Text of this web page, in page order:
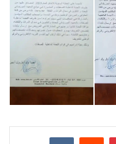
بينتيريست